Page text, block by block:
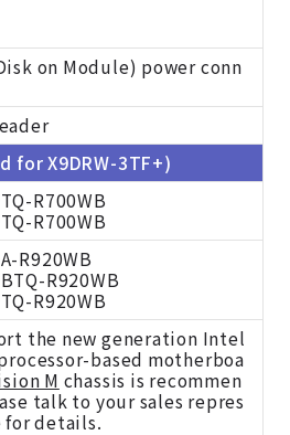
on Module) power conn
for X9DRW-3TF+)
R700WB
R700WB
R920WB
R920WB
R920WB
the new generation Intel
based motherboa
M chassis is recommen
talk to your sales repres
details.